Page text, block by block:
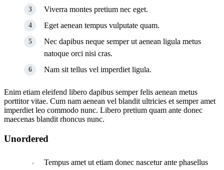
Viverra montes pretium nec eget.
Eget aenean tempus vulputate quam.
Nec dapibus neque semper ut aenean ligula metus
natoque orci nisi cras.
Nam sit tellus vel imperdiet ligula.
Enim etiam eleifend libero dapibus semper felis aenean metus
porttitor vitae. Cum nam aenean vel blandit ultricies et semper amet
imperdiet leo commodo nunc. Libero pretium quam ante donec
maecenas blandit rhoncus nunc.
Unordered
Tempus amet ut etiam donec nascetur ante phasellus